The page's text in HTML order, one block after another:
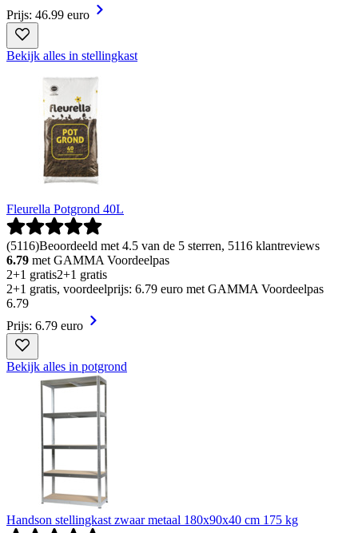
Prijs: 46.99 euro
Bekijk alles in stellingkast
Fleurella Potgrond 40L
(5116)Beoordeeld met 4.5 van de 5 sterren, 5116 klantreviews
6.79 met GAMMA Voordeelpas
2+1 gratis2+1 gratis
2+1 gratis, voordeelprijs: 6.79 euro met GAMMA Voordeelpas
6.79
Prijs: 6.79 euro
Bekijk alles in potgrond
Handson stellingkast zwaar metaal 180x90x40 cm 175 kg